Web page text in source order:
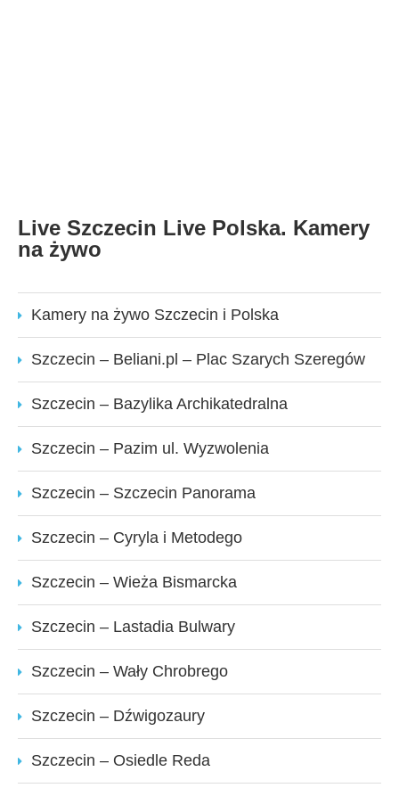
Live Szczecin Live Polska. Kamery
na żywo
Kamery na żywo Szczecin i Polska
Szczecin – Beliani.pl – Plac Szarych Szeregów
Szczecin – Bazylika Archikatedralna
Szczecin – Pazim ul. Wyzwolenia
Szczecin – Szczecin Panorama
Szczecin – Cyryla i Metodego
Szczecin – Wieża Bismarcka
Szczecin – Lastadia Bulwary
Szczecin – Wały Chrobrego
Szczecin – Dźwigozaury
Szczecin – Osiedle Reda